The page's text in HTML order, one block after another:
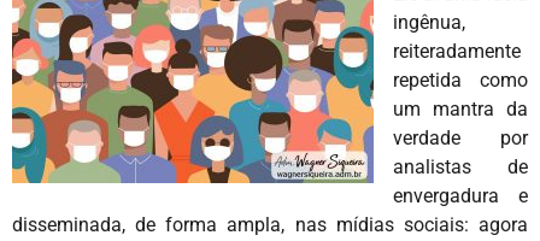
ingênua,
reiteradamente
repetida como
um mantra da
verdade por
analistas de
envergadura e
disseminada, de forma ampla, nas mídias sociais: agora